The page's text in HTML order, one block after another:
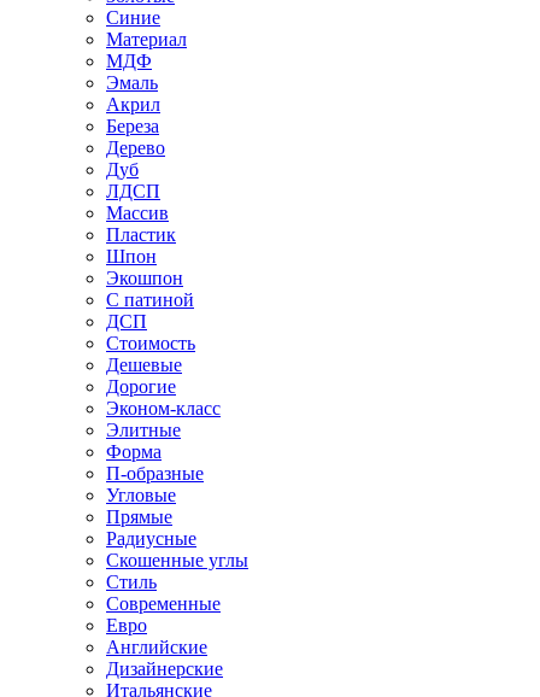
Синие
Материал
МДФ
Эмаль
Акрил
Береза
Дерево
Дуб
ЛДСП
Массив
Пластик
Шпон
Экошпон
С патиной
ДСП
Стоимость
Дешевые
Дорогие
Эконом-класс
Элитные
Форма
П-образные
Угловые
Прямые
Радиусные
Скошенные углы
Стиль
Современные
Евро
Английские
Дизайнерские
Итальянские